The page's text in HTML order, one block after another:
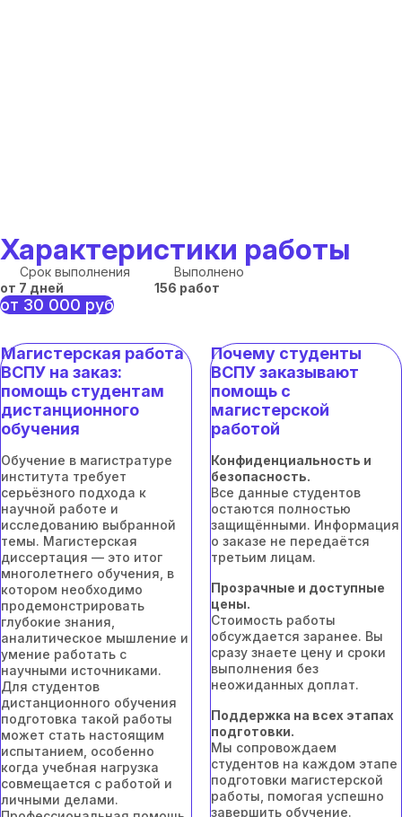
Характеристики работы
Срок выполнения
от 7 дней
Выполнено
156 работ
от 30 000 руб
Магистерская работа
ВСПУ на заказ:
помощь студентам
дистанционного
обучения
Обучение в магистратуре
института требует
серьёзного подхода к
научной работе и
исследованию выбранной
темы. Магистерская
диссертация — это итог
многолетнего обучения, в
котором необходимо
продемонстрировать
глубокие знания,
аналитическое мышление и
умение работать с
научными источниками.
Для студентов
дистанционного обучения
подготовка такой работы
может стать настоящим
испытанием, особенно
когда учебная нагрузка
совмещается с работой и
личными делами.
Почему студенты
ВСПУ заказывают
помощь с
магистерской
работой
Конфиденциальность и
безопасность.
Все данные студентов
остаются полностью
защищёнными. Информация
о заказе не передаётся
третьим лицам.
Прозрачные и доступные
цены.
Стоимость работы
обсуждается заранее. Вы
сразу знаете цену и сроки
выполнения без
неожиданных доплат.
Поддержка на всех этапах
подготовки.
Мы сопровождаем
студентов на каждом этапе
подготовки магистерской
работы, помогая успешно
завершить обучение.